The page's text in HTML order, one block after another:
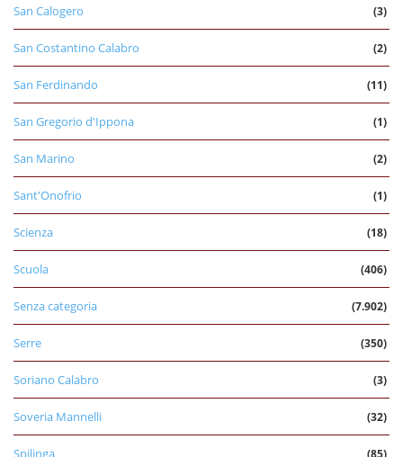
San Calogero (3)
San Costantino Calabro (2)
San Ferdinando (11)
San Gregorio d'Ippona (1)
San Marino (2)
Sant'Onofrio (1)
Scienza (18)
Scuola (406)
Senza categoria (7.902)
Serre (350)
Soriano Calabro (3)
Soveria Mannelli (32)
Spilinga (85)